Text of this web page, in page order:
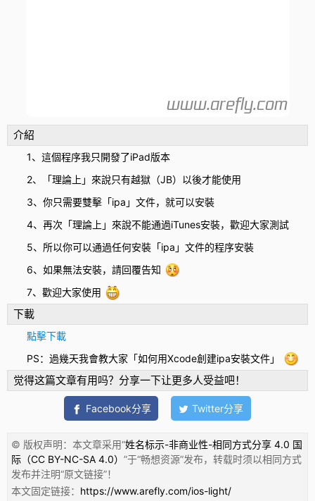
介紹
1、這個程序我只開發了iPad版本
2、「理論上」來說只有越獄（JB）以後才能使用
3、你只需要雙擊「ipa」文件，就可以安裝
4、再次「理論上」來說不能通過iTunes安裝，歡迎大家測試
5、所以你可以通過任何安裝「ipa」文件的程序安裝
6、如果無法安裝，請回覆告知
7、歡迎大家使用
下載
點擊下載
PS：過幾天我會教大家「如何用Xcode創建ipa安裝文件」
觉得这篇文章有用吗？分享一下让更多人受益吧！
Facebook分享 Twitter分享
© 版权声明：本文章采用“姓名标示-非商业性-相同方式分享 4.0 国
际（CC BY-NC-SA 4.0） ”于“畅想资源”发布，转载时须以相同方式
发布并注明“原文链接”！
本文固定链接： https://www.arefly.com/ios-light/